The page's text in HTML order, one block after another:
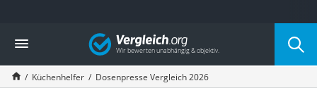
Die beliebtesten Vergleiche nach Kategorie
Haushalt
Wassersprudler
Zentralstaubsauger
Vergleich
Küchenhelfer Dosenpresse Vergleich 2026